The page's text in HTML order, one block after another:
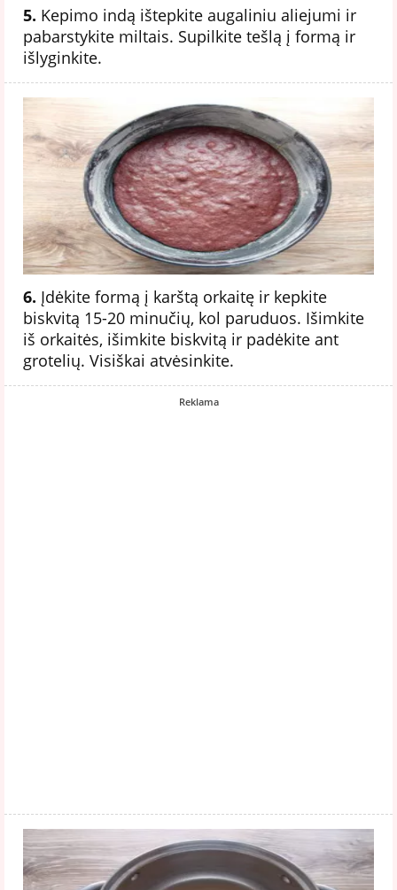
5. Kepimo indą ištepkite augaliniu aliejumi ir
pabarstykite miltais. Supilkite tešlą į formą ir
išlyginkite.
6. Įdėkite formą į karštą orkaitę ir kepkite
biskvitą 15-20 minučių, kol paruduos. Išimkite
iš orkaitės, išimkite biskvitą ir padėkite ant
grotelių. Visiškai atvėsinkite.
Reklama